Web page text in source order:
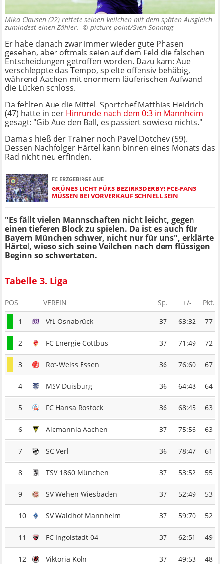
Mika Clausen (22) rettete seinen Veilchen mit dem späten Ausgleich
zumindest einen Zähler. © picture point/Sven Sonntag
Er habe danach zwar immer wieder gute Phasen
gesehen, aber oftmals seien auf dem Feld die falschen
Entscheidungen getroffen worden. Dazu kam: Aue
verschleppte das Tempo, spielte offensiv behäbig,
während Aachen mit enormem läuferischen Aufwand
die Lücken schloss.
Da fehlten Aue die Mittel. Sportchef Matthias Heidrich
(47) hatte in der Hinrunde nach dem 0:3 in Mannheim
gesagt: "Gib Aue den Ball, es passiert sowieso nichts."
Damals hieß der Trainer noch Pavel Dotchev (59).
Dessen Nachfolger Härtel kann binnen eines Monats das
Rad nicht neu erfinden.
FC ERZGEBIRGE AUE
GRÜNES LICHT FÜRS BEZIRKSDERBY! FCE-FANS
MÜSSEN BEI VORVERKAUF SCHNELL SEIN
"Es fällt vielen Mannschaften nicht leicht, gegen
einen tieferen Block zu spielen. Da ist es auch für
Bayern München schwer, nicht nur für uns", erklärte
Härtel, wieso sich seine Veilchen nach dem flüssigen
Beginn so schwertaten.
Tabelle 3. Liga
POS VEREIN Sp. +/-
Pkt.
1
VfL Osnabrück 37 63:32 77
2 FC Energie Cottbus 37 71:49 72
3 Rot-Weiss Essen 36 76:60 67
4 MSV Duisburg 36 64:48 64
5 FC Hansa Rostock 36 68:45 63
6 Alemannia Aachen 37 75:56 63
7 SC Verl 36 78:47 61
8 TSV 1860 München 37 53:52 55
9 SV Wehen Wiesbaden 37 52:49 53
10 SV Waldhof Mannheim 37 59:70 52
11 FC Ingolstadt 04 37 62:51 49
12 Viktoria Köln 37 49:53 48